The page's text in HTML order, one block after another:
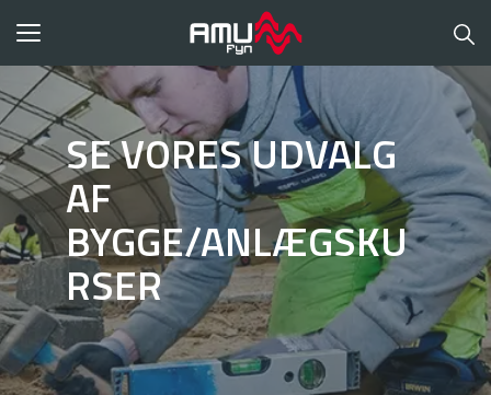
Toggle
SE VORES UDVALG
AF
BYGGE/ANLÆGSKU
RSER